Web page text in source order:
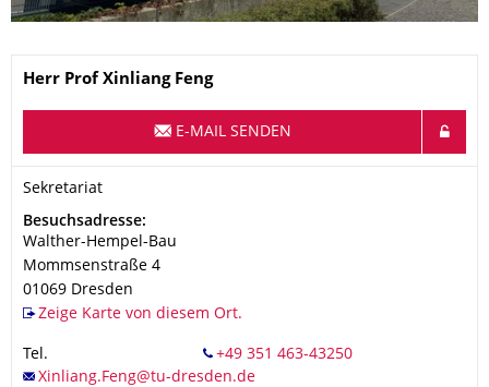
Name
Herr Prof Xinliang Feng
E-MAIL SENDEN
Organisationsname
Sekretariat
Sekretariat
Adresse
Besuchsadresse:
Walther-Hempel-Bau
Mommsenstraße 4
01069 Dresden
Zeige Karte von diesem Ort.
Tel.